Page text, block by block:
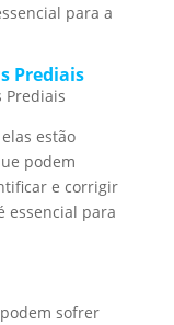
para a
Prediais
Prediais
estão
podem
e corrigir
essencial para
sofrer